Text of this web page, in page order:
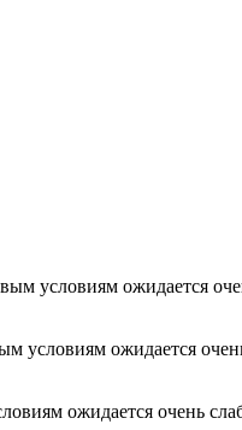
условиям ожидается
условиям ожидается
ожидается очень